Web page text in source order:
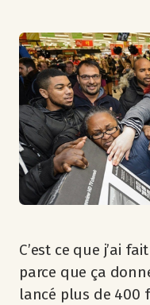
C’est ce que j’ai
parce que ça
lancé plus de 400